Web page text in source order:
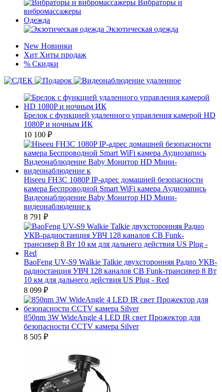
Вибраторы и
вибромассажеры
Одежда
Экзотическая одежда
New Новинки
Хит Хиты продаж
% Скидки
Брелок с функцией удаленного управления камерой HD
1080P и ночным ИК
10 100 ₽
Hiseeu FH3C 1080P IP-адрес домашней безопасности
камера Беспроводной Smart WiFi камера Аудиозапись
Видеонаблюдение Baby Монитор HD Мини-
видеонаблюдение к
8 791 ₽
BaoFeng UV-S9 Walkie Talkie двухсторонняя Радио УКВ-
радиостанция УВЧ 128 каналов CB Funk-трансивер 8 Вт
10 км для дальнего действия US Plug - Red
8 099 ₽
850nm 3W WideAngle 4 LED IR свет Прожектор для
безопасности CCTV камера Silver
8 505 ₽